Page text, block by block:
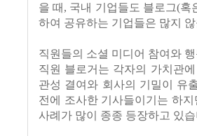
을 때 , 국내 기업들도 블로그(혹
하여 공유하는 기업들은 많지
직원들의 소셜 미디어 참여와
직원 블로거는 각자의 가치관
관성 결여와 회사의 기밀이 유
전에 조사한 기사들이기는 하지
사례가 많이 종종 등장하고 있